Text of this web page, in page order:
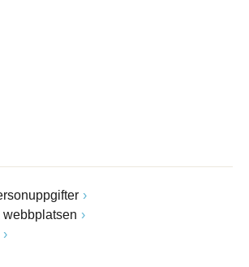
webbplatsen